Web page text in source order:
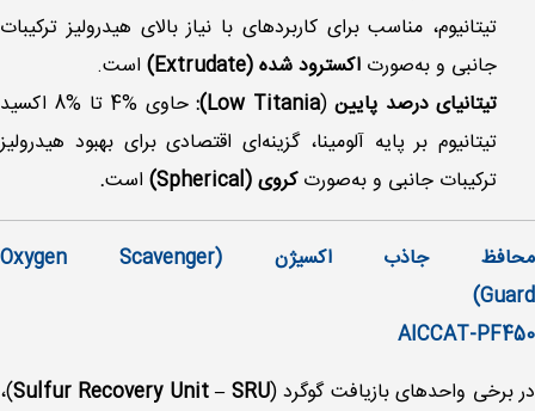
تیتانیوم، مناسب برای کاربردهای با نیاز بالای هیدرولیز ترکیبات
جانبی و به‌صورت اکسترود شده(Extrudate)
است.
تیتانیای درصد پایین(
Low Titania):
حاوی %4 تا %8 اکسید
تیتانیوم بر پایه آلومینا، گزینه‌ای اقتصادی برای بهبود هیدرولیز
ترکیبات جانبی و به‌صورتکروی (Spherical) است.
محافظ جاذب اکسیژن (Oxygen Scavenger
Guard)
AICCAT-PF450
در برخی واحدهای بازیافت گوگرد (Sulfur Recovery Unit – SRU)،